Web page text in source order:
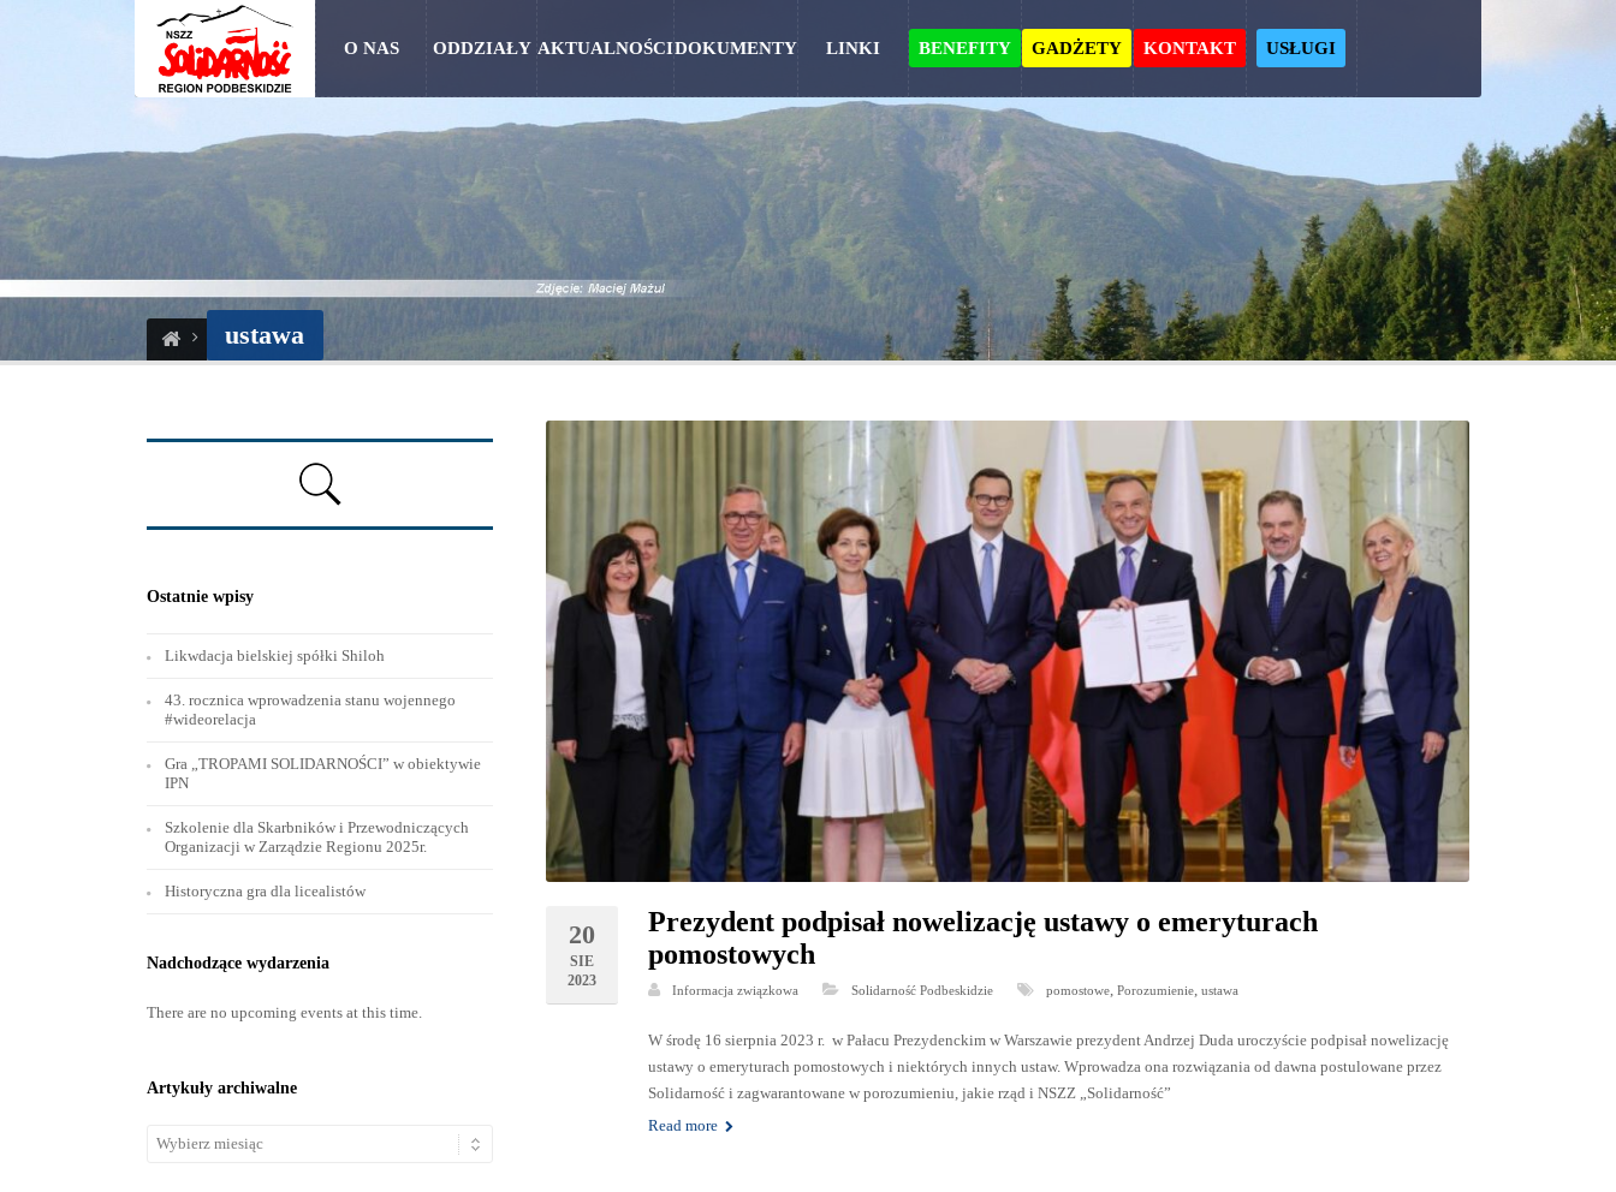
O NAS ODDZIAŁY AKTUALNOŚCIDOKUMENTY LINKI BENEFITY GADŻETY KONTAKT USŁUGI
ustawa
20
SIE
2023
Prezydent podpisał nowelizację ustawy o emeryturach
pomostowych
Informacja związkowa Solidarność Podbeskidzie pomostowe ,Porozumienie ,ustawa
W środę 16 sierpnia 2023 r. w Pałacu Prezydenckim w Warszawie prezydent Andrzej Duda uroczyście podpisał nowelizację
ustawy o emeryturach pomostowych i niektórych innych ustaw. Wprowadza ona rozwiązania od dawna postulowane przez
Solidarność i zagwarantowane w porozumieniu, jakie rząd i NSZZ „Solidarność”
Read more
Ostatnie wpisy
Likwdacja bielskiej spółki Shiloh
43. rocznica wprowadzenia stanu wojennego
#wideorelacja
Gra „TROPAMI SOLIDARNOŚCI” w obiektywie
IPN
Szkolenie dla Skarbników i Przewodniczących
Organizacji w Zarządzie Regionu 2025r.
Historyczna gra dla licealistów
Nadchodzące wydarzenia
There are no upcoming events at this time.
Artykuły archiwalne
Artykuły